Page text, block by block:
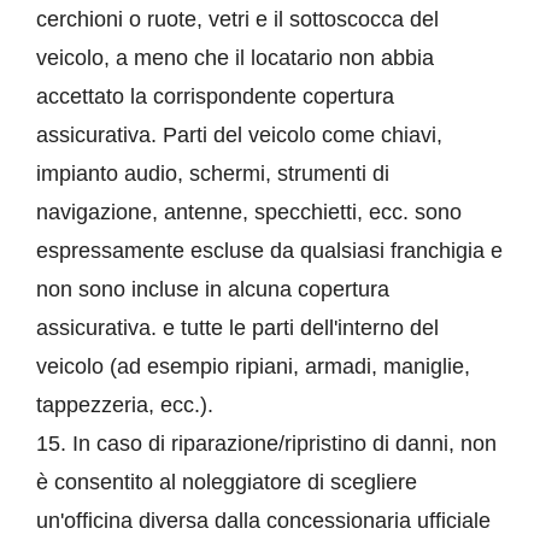
cerchioni o ruote, vetri e il sottoscocca del
veicolo, a meno che il locatario non abbia
accettato la corrispondente copertura
assicurativa. Parti del veicolo come chiavi,
impianto audio, schermi, strumenti di
navigazione, antenne, specchietti, ecc. sono
espressamente escluse da qualsiasi franchigia e
non sono incluse in alcuna copertura
assicurativa. e tutte le parti dell'interno del
veicolo (ad esempio ripiani, armadi, maniglie,
tappezzeria, ecc.).
15. In caso di riparazione/ripristino di danni, non
è consentito al noleggiatore di scegliere
un'officina diversa dalla concessionaria ufficiale